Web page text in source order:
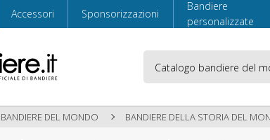
Accessori Sponsorizzazioni
Bandiere
personalizzate
BANDIERE DEL MONDO BANDIERE DELLA STORIA DEL